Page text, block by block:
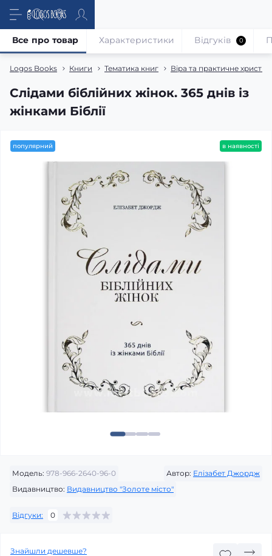
Logos Books Книги Тематика книг Віра та практичне
Слідами біблійних жінок. 365 днів із
жінками Біблії
Все про товар Характеристики Відгуків 0
популярний в наявності
Модель: 978-966-2640-96-0 Автор: Елізабет Джордж
Видавництво: Видавництво "Золоте місто"
Відгуки: 0
Знайшли дешевше?